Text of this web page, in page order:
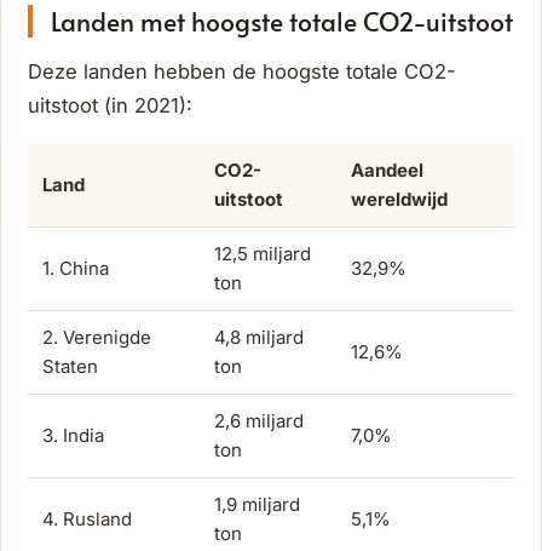
Landen met hoogste totale CO2-uitstoot
Deze landen hebben de hoogste totale CO2-
uitstoot (in 2021):
Land
CO2-
uitstoot
Aandeel
wereldwijd
1. China
12,5 miljard
ton
32,9%
2. Verenigde
Staten
4,8 miljard
ton
12,6%
3. India
2,6 miljard
ton
7,0%
4. Rusland
1,9 miljard
ton
5,1%